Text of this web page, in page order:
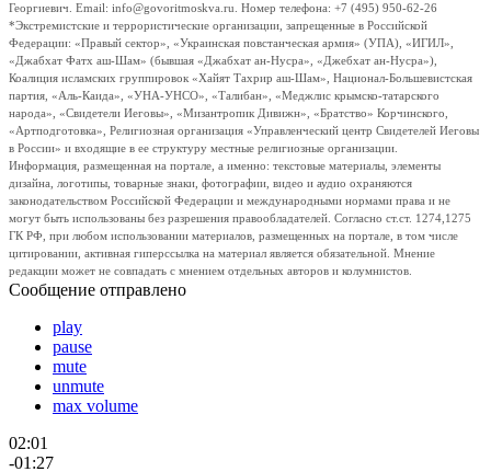
Георгиевич. Email: info@govoritmoskva.ru. Номер телефона: +7 (495) 950-62-26
*Экстремистские и террористические организации, запрещенные в Российской
Федерации: «Правый сектор», «Украинская повстанческая армия» (УПА), «ИГИЛ»,
«Джабхат Фатх аш-Шам» (бывшая «Джабхат ан-Нусра», «Джебхат ан-Нусра»),
Коалиция исламских группировок «Хайят Тахрир аш-Шам», Национал-Большевистская
партия, «Аль-Каида», «УНА-УНСО», «Талибан», «Меджлис крымско-татарского
народа», «Свидетели Иеговы», «Мизантропик Дивижн», «Братство» Корчинского,
«Артподготовка», Религиозная организация «Управленческий центр Свидетелей Иеговы
в России» и входящие в ее структуру местные религиозные организации.
Информация, размещенная на портале, а именно: текстовые материалы, элементы
дизайна, логотипы, товарные знаки, фотографии, видео и аудио охраняются
законодательством Российской Федерации и международными нормами права и не
могут быть использованы без разрешения правообладателей. Согласно ст.ст. 1274,1275
ГК РФ, при любом использовании материалов, размещенных на портале, в том числе
цитировании, активная гиперссылка на материал является обязательной. Мнение
редакции может не совпадать с мнением отдельных авторов и колумнистов.
Сообщение отправлено
play
pause
mute
unmute
max volume
02:01
-01:27